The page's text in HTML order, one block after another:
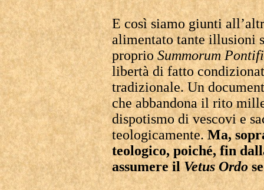
E così siamo giunti
alimentato tante illusioni
proprioSummorum
libertà di fatto
tradizionale. Un
che abbandona il rito
dispotismo di vescovi e
teologicamente.Ma,
teologico, poiché, fin
assumere ilVetus Ordo